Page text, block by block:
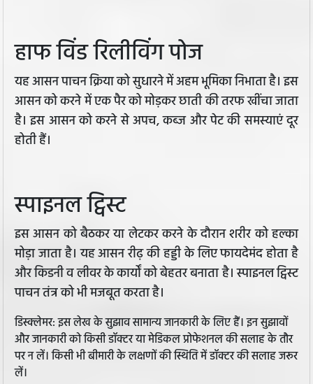
हाफ विंड रिलीविंग पोज
यह आसन पाचन क्रिया को सुधारने में अहम भूमिका निभाता है। इस
आसन को करने में एक पैर को मोड़कर छाती की तरफ खींचा जाता
है। इस आसन को करने से अपच, कब्ज और पेट की समस्याएं दूर
होती हैं।
स्पाइनल ट्विस्ट
इस आसन को बैठकर या लेटकर करने के दौरान शरीर को हल्का
मोड़ा जाता है। यह आसन रीढ़ की हड्डी के लिए फायदेमंद होता है
और किडनी व लीवर के कार्यों को बेहतर बनाता है। स्पाइनल ट्विस्ट
पाचन तंत्र को भी मजबूत करता है।
डिस्क्लेमर: इस लेख के सुझाव सामान्य जानकारी के लिए हैं। इन सुझावों
और जानकारी को किसी डॉक्टर या मेडिकल प्रोफेशनल की सलाह के तौर
पर न लें। किसी भी बीमारी के लक्षणों की स्थिति में डॉक्टर की सलाह जरूर
लें।